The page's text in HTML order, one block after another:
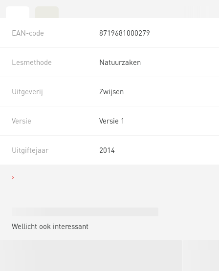
EAN-code 8719681000279
Lesmethode Natuurzaken
Uitgeverij Zwijsen
Versie Versie 1
Uitgiftejaar 2014
Wellicht ook interessant